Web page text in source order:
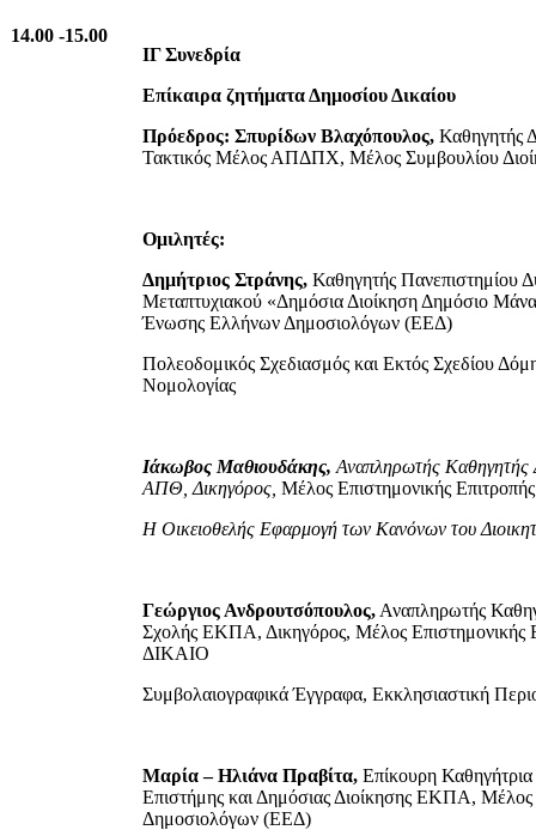
14.00 -15.00
ΙΓ Συνεδρία
Επίκαιρα ζητήματα Δημοσίου Δικαίου
Πρόεδρος: Σπυρίδων Βλαχόπουλος, Καθηγητής
Τακτικός Μέλος ΑΠΔΠΧ, Μέλος Συμβουλίου
Ομιλητές:
Δημήτριος Στράνης, Καθηγητής Πανεπιστημίου
Μεταπτυχιακού «Δημόσια Διοίκηση Δημόσιο
Ένωσης Ελλήνων Δημοσιολόγων (ΕΕΔ)
Πολεοδομικός Σχεδιασμός και Εκτός Σχεδίου
Νομολογίας
Ιάκωβος Μαθιουδάκης, Αναπληρωτής Καθηγητής
ΑΠΘ, Δικηγόρος, Μέλος Επιστημονικής
Η Οικειοθελής Εφαρμογή των Κανόνων του
Γεώργιος Ανδρουτσόπουλος, Αναπληρωτής
Σχολής ΕΚΠΑ, Δικηγόρος, Μέλος
ΔΙΚΑΙΟ
Συμβολαιογραφικά Έγγραφα, Εκκλησιαστική
Μαρία – Ηλιάνα Πραβίτα, Επίκουρη Καθηγήτρια
Επιστήμης και Δημόσιας Διοίκησης ΕΚΠΑ,
Δημοσιολόγων (ΕΕΔ)